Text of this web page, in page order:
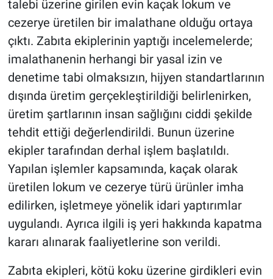
talebi üzerine girilen evin kaçak lokum ve
cezerye üretilen bir imalathane olduğu ortaya
çıktı. Zabıta ekiplerinin yaptığı incelemelerde;
imalathanenin herhangi bir yasal izin ve
denetime tabi olmaksızın, hijyen standartlarının
dışında üretim gerçekleştirildiği belirlenirken,
üretim şartlarının insan sağlığını ciddi şekilde
tehdit ettiği değerlendirildi. Bunun üzerine
ekipler tarafından derhal işlem başlatıldı.
Yapılan işlemler kapsamında, kaçak olarak
üretilen lokum ve cezerye türü ürünler imha
edilirken, işletmeye yönelik idari yaptırımlar
uygulandı. Ayrıca ilgili iş yeri hakkında kapatma
kararı alınarak faaliyetlerine son verildi.
Zabıta ekipleri, kötü koku üzerine girdikleri evin